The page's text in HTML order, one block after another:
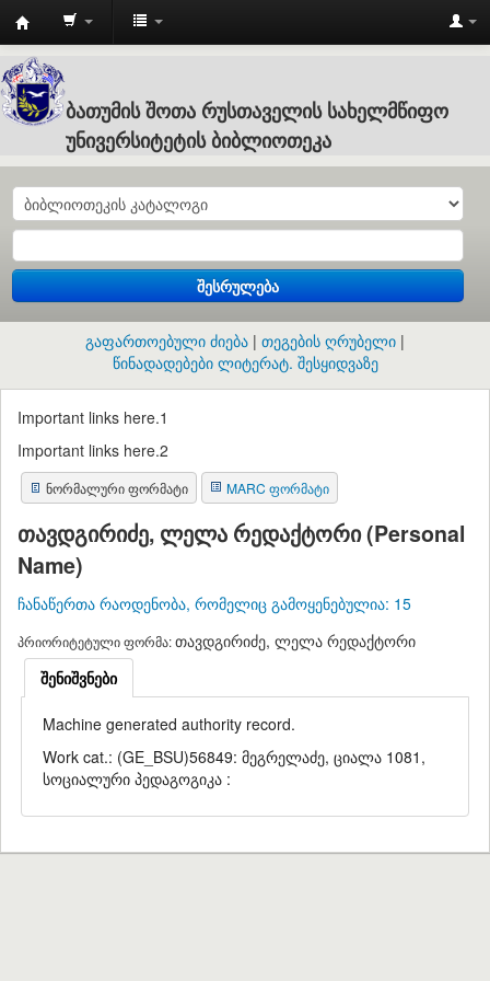
Batumi
Shota
Rustaveli
State
University
ბათუმის
შოთა
რუსთაველის
სახელმწიფო
უნივერსიტეტის
ბიბლიოთეკა
ბათუმის შოთა რუსთაველის სახელმწიფო
უნივერსიტეტის ბიბლიოთეკა
შესრულება
გაფართოებული ძიება თეგების ღრუბელი
წინადადებები ლიტერატ. შესყიდვაზე
Important links here.1
Important links here.2
ნორმალური ფორმატი MARC ფორმატი
თავდგირიძე, ლელა რედაქტორი (Personal
Name)
ჩანაწერთა რაოდენობა, რომელიც გამოყენებულია: 15
პრიორიტეტული ფორმა:თავდგირიძე, ლელა რედაქტორი
შენიშვნები
Machine generated authority record.
Work cat.: (GE_BSU)56849: მეგრელაძე, ციალა 1081,
სოციალური პედაგოგიკა :